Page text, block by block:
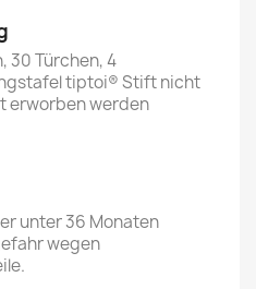
30 Türchen, 4
tiptoi® Stift nicht
erworben werden
unter 36 Monaten
wegen